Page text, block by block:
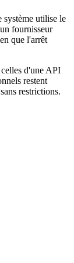
utilise le
fournisseur
que l'arrêt
d'une API
restent
restrictions.